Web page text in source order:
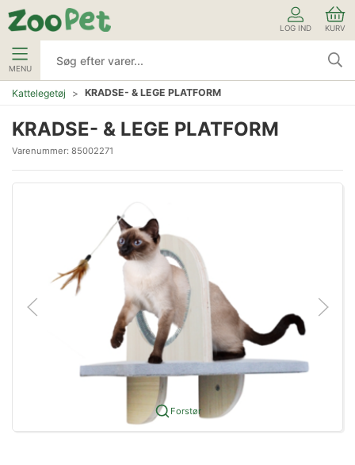
LOG IND KURV
MENU
Kattelegetøj KRADSE- & LEGE PLATFORM
KRADSE- & LEGE PLATFORM
Varenummer: 85002271
Forstør